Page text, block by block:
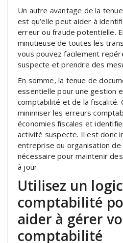
Un autre avantage de la
est qu’elle peut aider à
erreur ou fraude potentielle.
minutieuse de toutes les
vous pouvez facilement
suspecte et prendre des
En somme, la tenue de
essentielle pour une gestion
comptabilité et de la fiscalité.
minimiser les erreurs
économies fiscales et
activité suspecte. Il est donc
entreprise ou organisation
nécessaire pour maintenir
à jour.
Utilisez un
comptabilité
aider à gérer
comptabilité